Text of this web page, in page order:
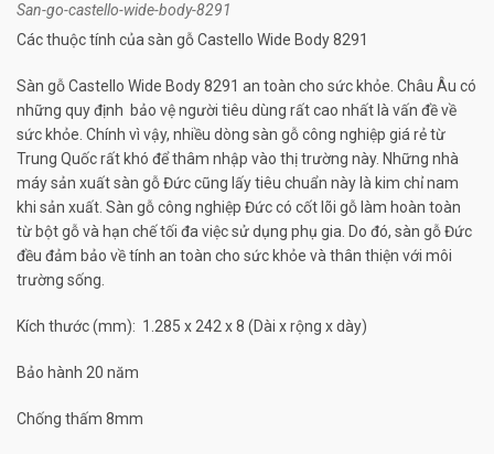
San-go-castello-wide-body-8291
Các thuộc tính của sàn gỗ Castello Wide Body 8291
Sàn gỗ Castello Wide Body 8291 an toàn cho sức khỏe. Châu Âu có
những quy định bảo vệ người tiêu dùng rất cao nhất là vấn đề về
sức khỏe. Chính vì vậy, nhiều dòng sàn gỗ công nghiệp giá rẻ từ
Trung Quốc rất khó để thâm nhập vào thị trường này. Những nhà
máy sản xuất sàn gỗ Đức cũng lấy tiêu chuẩn này là kim chỉ nam
khi sản xuất. Sàn gỗ công nghiệp Đức có cốt lõi gỗ làm hoàn toàn
từ bột gỗ và hạn chế tối đa việc sử dụng phụ gia. Do đó, sàn gỗ Đức
đều đảm bảo về tính an toàn cho sức khỏe và thân thiện với môi
trường sống.
Kích thước (mm): 1.285 x 242 x 8 (Dài x rộng x dày)
Bảo hành 20 năm
Chống thấm 8mm